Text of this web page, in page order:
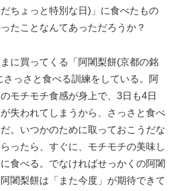
ちょっと特別な日)」に食べたもの
たことなんてあっただろうか？
に買ってくる「阿闍梨餅(京都の銘
さっさと食べる訓練をしている。阿
モチモチ食感が身上で、3日も4日
失われてしまうから、さっさと食べ
。いつかのために取っておこうだな
ったら、すぐに、モチモチの美味し
食べる。でなければせっかくの阿闍
闍梨餅は「また今度」が期待できて